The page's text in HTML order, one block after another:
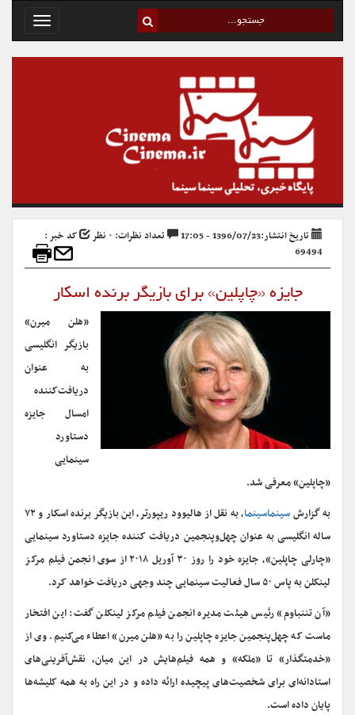
Toggle
تاریخ انتشار:1396/07/23 - 17:05 تعداد نظرات: ۰ نظر
کد خبر :
69494
جایزه «چاپلین» برای بازیگر برنده اسکار
«هلن میرن»
بازیگر انگلیسی
به عنوان
دریافت‌کننده
امسال جایزه
دستاورد
سینمایی
«چاپلین» معرفی شد.
به گزارشسینماسینما
، به نقل از هالیوود ریپورتر، این بازیگر برنده اسکار و ۷۲
ساله انگلیسی به عنوان چهل‌وپنجمین دریافت کننده جایزه دستاورد سینمایی
«چارلی چاپلین»، جایزه خود را روز ۳۰ آوریل ۲۰۱۸ از سوی انجمن فیلم مرکز
لینکلن به پاس ۵۰ سال فعالیت سینمایی چند وجهی دریافت خواهد کرد.
«آن تننباوم» رئیس هیئت مدیره انجمن فیلم مرکز لینکلن گفت: این افتخار
ماست که چهل‌پنجمین جایزه چاپلین را به «هلن میرن» اعطاء می‌کنیم. وی از
«خدمتگذار» تا «ملکه» و همه فیلم‌هایش در این میان، نقش‌آفرینی‌های
استادانه‌ای برای شخصیت‌های پیچیده ارائه داده و در این راه به همه کلیشه‌ها
پایان داده است.